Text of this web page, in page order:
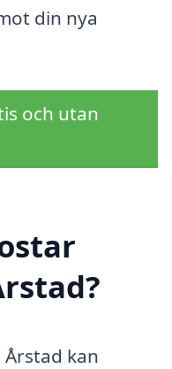
din nya
och utan
kan